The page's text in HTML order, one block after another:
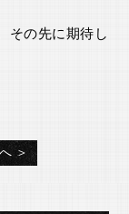
その先に期待し
＞